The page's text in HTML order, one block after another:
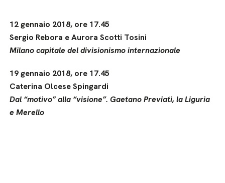
12 gennaio 2018, ore 17.45
Sergio Rebora e Aurora Scotti Tosini
Milano capitale del divisionismo internazionale
19 gennaio 2018, ore 17.45
Caterina Olcese Spingardi
Dal “motivo” alla “visione”. Gaetano Previati, la Liguria
e Merello